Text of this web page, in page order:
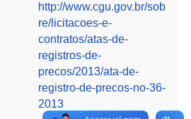
http://www.cgu.gov.br/sob
re/licitacoes-e-
contratos/atas-de-
registros-de-
precos/2013/ata-de-
registro-de-precos-no-36-
2013